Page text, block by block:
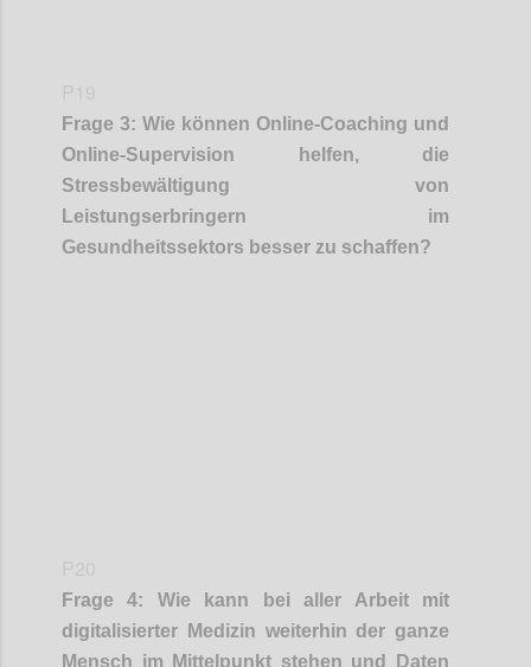
Frage 3: Wie können Online-Coaching und
Online-Supervision helfen, die
Stressbewältigung von
Leistungserbringern im
Gesundheitssektors besser zu schaffen?
Frage 4: Wie kann
bei aller Arbeit mit
digital isierter Medizin weiterhin der ganze
Mensch im Mittelpunkt stehen und
Daten